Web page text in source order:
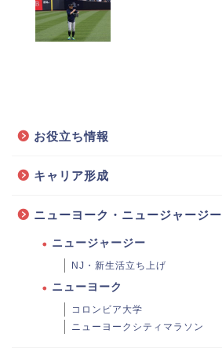
お役立ち情報
キャリア形成
ニューヨーク・ニュージャージー
ニュージャージー
NJ・新生活立ち上げ
ニューヨーク
コロンビア大学
ニューヨークシティマラソン